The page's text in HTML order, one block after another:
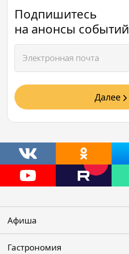
Подпишитесь
на анонсы событий
Далее
Афиша
Гастрономия